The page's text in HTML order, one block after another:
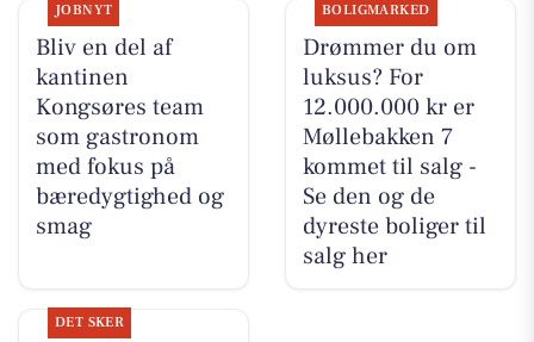
JOBNYT
Bliv en del af
kantinen
Kongsøres team
som gastronom
med fokus på
bæredygtighed og
smag
BOLIGMARKED
Drømmer du om
luksus? For
12.000.000 kr er
Møllebakken 7
kommet til salg -
Se den og de
dyreste boliger til
salg her
DET SKER